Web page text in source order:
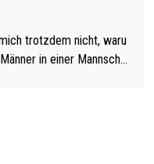
werden! Dafür müsste
Mentaltrainer gehen…
trotzdem nicht, waru
in einer Mannschaf